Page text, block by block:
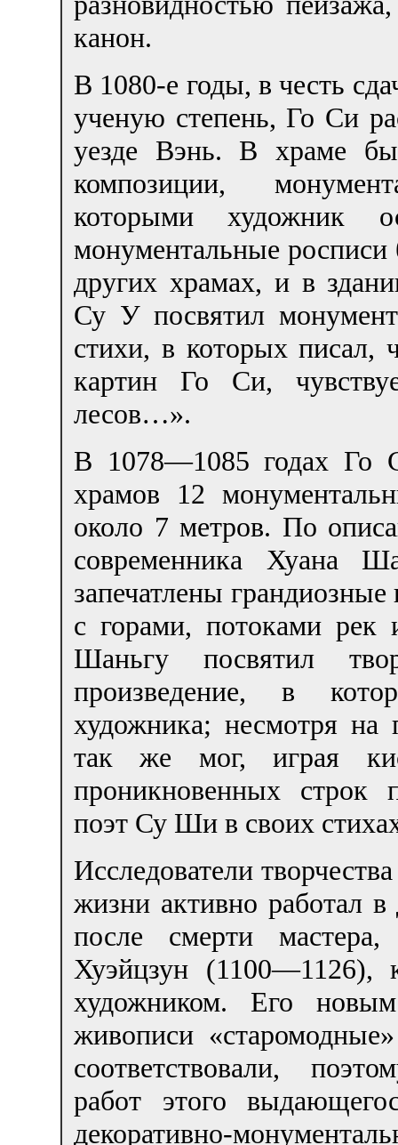
канон.
В 1080-е годы, в честь
ученую степень, Го Си
уезде Вэнь. В храме
композиции,
которыми художник
монументальные
других храмах, и в
Су У посвятил
стихи, в которых
картин Го Си,
лесов…».
В 1078—1085 годах Го
храмов 12
около 7 метров. По
современника Хуана
запечатлены
с горами, потоками
Шаньгу посвятил
произведение, в
художника; несмотря на
так же мог, играя
проникновенных строк
поэт Су Ши в своих
Исследователи
жизни активно работал
после смерти
Хуэйцзун
художником. Его
живописи
соответствовали,
работ этого
декоративно-